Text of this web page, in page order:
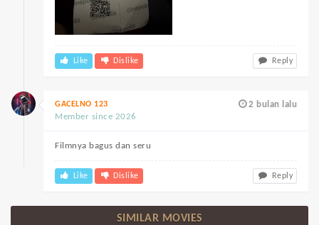
Like Dislike Reply
2 bulan lalu
GACELNO 123
Member since 2026
Filmnya bagus dan seru
Like Dislike Reply
SIMILAR MOVIES